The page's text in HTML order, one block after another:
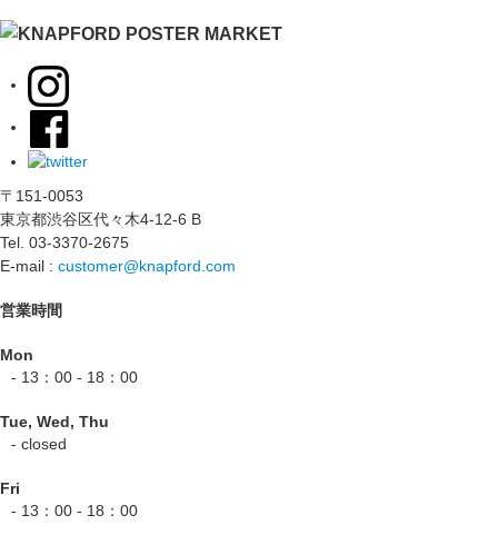
〒151-0053
東京都渋谷区代々木4-12-6 B
Tel. 03-3370-2675
E-mail : customer@knapford.com
営業時間
Mon
- 13：00 - 18：00
Tue, Wed, Thu
- closed
Fri
- 13：00 - 18：00